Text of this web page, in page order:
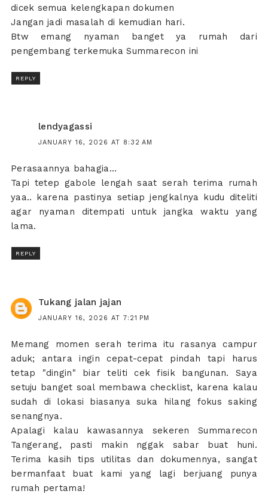
dicek semua kelengkapan dokumen
Jangan jadi masalah di kemudian hari.
Btw emang nyaman banget ya rumah dari
pengembang terkemuka Summarecon ini
REPLY
lendyagassi
JANUARY 16, 2026 AT 8:32 AM
Perasaannya bahagia...
Tapi tetep gabole lengah saat serah terima rumah
yaa.. karena pastinya setiap jengkalnya kudu diteliti
agar nyaman ditempati untuk jangka waktu yang
lama.
REPLY
Tukang jalan jajan
JANUARY 16, 2026 AT 7:21 PM
Memang momen serah terima itu rasanya campur
aduk; antara ingin cepat-cepat pindah tapi harus
tetap "dingin" biar teliti cek fisik bangunan. Saya
setuju banget soal membawa checklist, karena kalau
sudah di lokasi biasanya suka hilang fokus saking
senangnya.
Apalagi kalau kawasannya sekeren Summarecon
Tangerang, pasti makin nggak sabar buat huni.
Terima kasih tips utilitas dan dokumennya, sangat
bermanfaat buat kami yang lagi berjuang punya
rumah pertama!